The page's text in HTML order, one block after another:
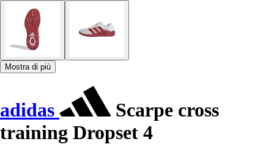
Mostra di più
adidas
Scarpe cross
training Dropset 4